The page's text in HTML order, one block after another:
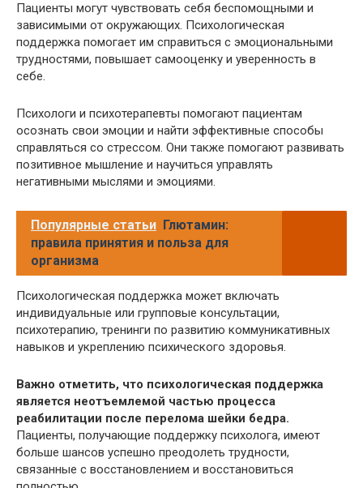
Пациенты могут чувствовать себя беспомощными и
зависимыми от окружающих. Психологическая
поддержка помогает им справиться с эмоциональными
трудностями, повышает самооценку и уверенность в
себе.
Психологи и психотерапевты помогают пациентам
осознать свои эмоции и найти эффективные способы
справляться со стрессом. Они также помогают развивать
позитивное мышление и научиться управлять
негативными мыслями и эмоциями.
Популярные статьи Глютамин:
правила принятия и польза для
организма
Психологическая поддержка может включать
индивидуальные или групповые консультации,
психотерапию, тренинги по развитию коммуникативных
навыков и укреплению психического здоровья.
Важно отметить, что психологическая поддержка
является неотъемлемой частью процесса
реабилитации после перелома шейки бедра.
Пациенты, получающие поддержку психолога, имеют
больше шансов успешно преодолеть трудности,
связанные с восстановлением и восстановиться